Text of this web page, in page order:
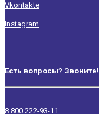
Vkontakte
Instagram
Есть вопросы? Звоните!
8 800 222-93-11